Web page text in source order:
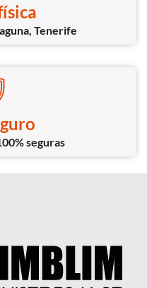
Tenerife
seguras